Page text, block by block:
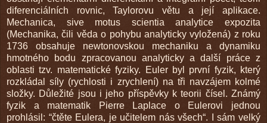
diferenciálních rovnic, Taylorovu větu a její aplikace.
Mechanica, sive motus scientia analytice expozita
(Mechanika, čili věda o pohybu analyticky vyložená) z roku
1736 obsahuje newtonovskou mechaniku a dynamiku
hmotného bodu zpracovanou analyticky a další práce z
oblasti tzv. matematické fyziky. Euler byl první fyzik, který
rozkládal síly (rychlosti i zrychlení) na tři navzájem kolmé
složky. Důležité jsou i jeho příspěvky k teorii čísel. Známý
fyzik a matematik Pierre Laplace o Eulerovi jednou
prohlásil: “čtěte Eulera, je učitelem nás všech“. I sám velký